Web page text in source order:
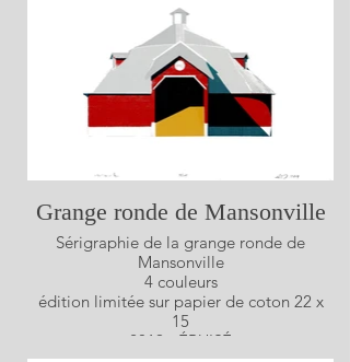
Grange ronde de Mansonville
Sérigraphie de la grange ronde de
Mansonville
4 couleurs
édition limitée sur papier de coton 22 x
15
2019 - ÉPUISÉ